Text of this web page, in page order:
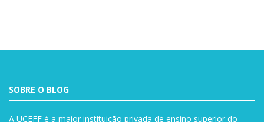
SOBRE O BLOG
A UCEFF é a maior instituição privada de ensino superior do